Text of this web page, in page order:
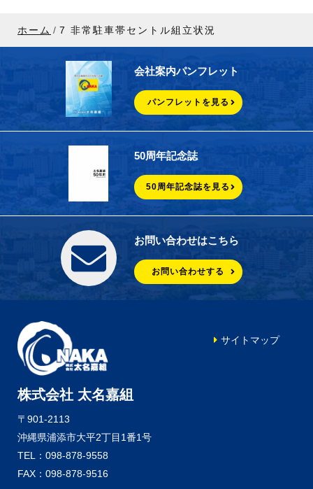
ホーム 7 非常駐車帯セントル組立状況
会社案内パンフレット
パンフレットを見る
50周年記念誌
50周年記念誌を見る
お問い合わせはこちら
お問い合わせする
株式会社 太名嘉組
〒901-2113
沖縄県浦添市大平2丁目1番1号
TEL：098-878-9558
FAX：098-878-9516
サイトマップ